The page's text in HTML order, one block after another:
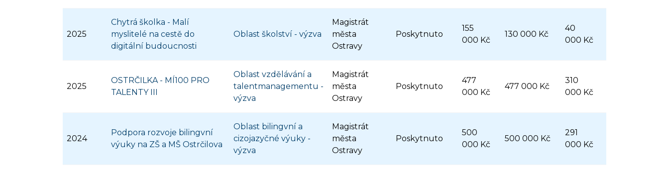
2025
Chytrá školka - Malí
myslitelé na cestě do
digitální budoucnosti
Oblast školství - výzva
Magistrát
města
Ostravy
Poskytnuto
155
000 Kč
130 000 Kč
40
000 Kč
2025
OSTRČILKA - MÍ100 PRO
TALENTY III
Oblast vzdělávání a
talentmanagementu -
výzva
Magistrát
města
Ostravy
Poskytnuto
477
000 Kč
477 000 Kč
310
000 Kč
2024
Podpora rozvoje bilingvní
výuky na ZŠ a MŠ Ostrčilova
Oblast bilingvní a
cizojazyčné výuky -
výzva
Magistrát
města
Ostravy
Poskytnuto
500
000 Kč
500 000 Kč
291
000 Kč